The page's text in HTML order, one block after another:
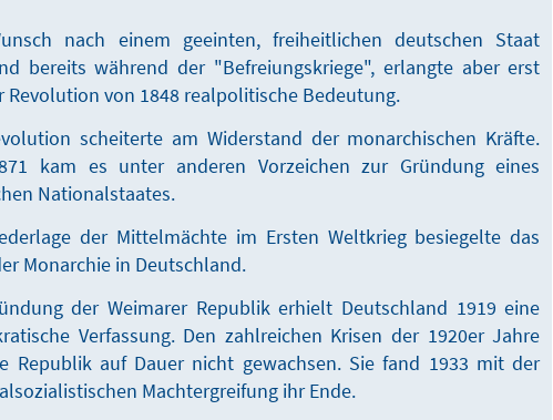
nach einem geeinten, freiheitlichen deutschen Staat
bereits während der "Befreiungskriege", erlangte aber erst
Revolution von 1848 realpolitische Bedeutung.
scheiterte am Widerstand der monarchischen Kräfte.
kam es unter anderen Vorzeichen zur Gründung eines
Nationalstaates.
der Mittelmächte im Ersten Weltkrieg besiegelte das
Monarchie in Deutschland.
der Weimarer Republik erhielt Deutschland 1919 eine
Verfassung. Den zahlreichen Krisen der 1920er Jahre
Republik auf Dauer nicht gewachsen. Sie fand 1933 mit der
Machtergreifung ihr Ende.